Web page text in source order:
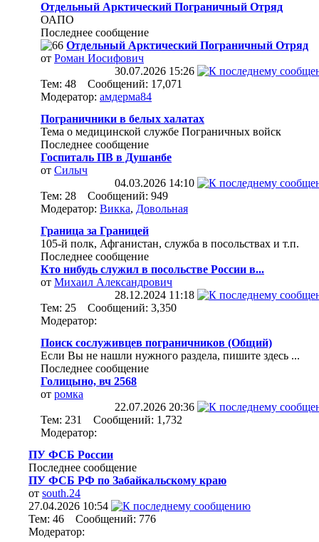
Отдельный Арктический Пограничный Отряд
ОАПО
Последнее сообщение
Отдельный Арктический Пограничный Отряд
от Роман Иосифович
30.07.2026 15:26
Тем: 48 Сообщений: 17,071
Модератор: амдерма84
Пограничники в белых халатах
Тема о медицинской службе Пограничных войск
Последнее сообщение
Госпиталь ПВ в Душанбе
от Силыч
04.03.2026 14:10
Тем: 28 Сообщений: 949
Модератор: Викка, Довольная
Граница за Границей
105-й полк, Афганистан, служба в посольствах и т.п.
Последнее сообщение
Кто нибудь служил в посольстве России в...
от Михаил Александрович
28.12.2024 11:18
Тем: 25 Сообщений: 3,350
Модератор:
Поиск сослуживцев пограничников (Общий)
Если Вы не нашли нужного раздела, пишите здесь ...
Последнее сообщение
Голицыно, вч 2568
от ромка
22.07.2026 20:36
Тем: 231 Сообщений: 1,732
Модератор:
ПУ ФСБ России
Последнее сообщение
ПУ ФСБ РФ по Забайкальскому краю
от south.24
27.04.2026 10:54
Тем: 46 Сообщений: 776
Модератор: